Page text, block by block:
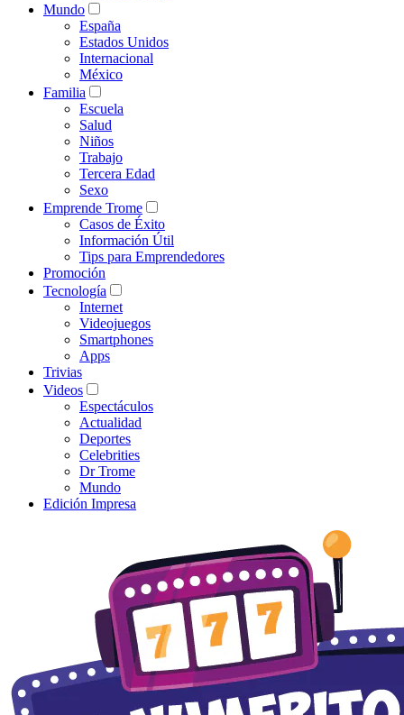
Mundo
España
Estados Unidos
Internacional
México
Familia
Escuela
Salud
Niños
Trabajo
Tercera Edad
Sexo
Emprende Trome
Casos de Éxito
Información Útil
Tips para Emprendedores
Promoción
Tecnología
Internet
Videojuegos
Smartphones
Apps
Trivias
Videos
Espectáculos
Actualidad
Deportes
Celebrities
Dr Trome
Mundo
Edición Impresa